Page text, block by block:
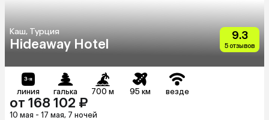
Каш, Турция
Hideaway Hotel
9.3
5 отзывов
линия галька 700 м 95 км везде
от 168 102 ₽
10 мая - 17 мая, 7 ночей